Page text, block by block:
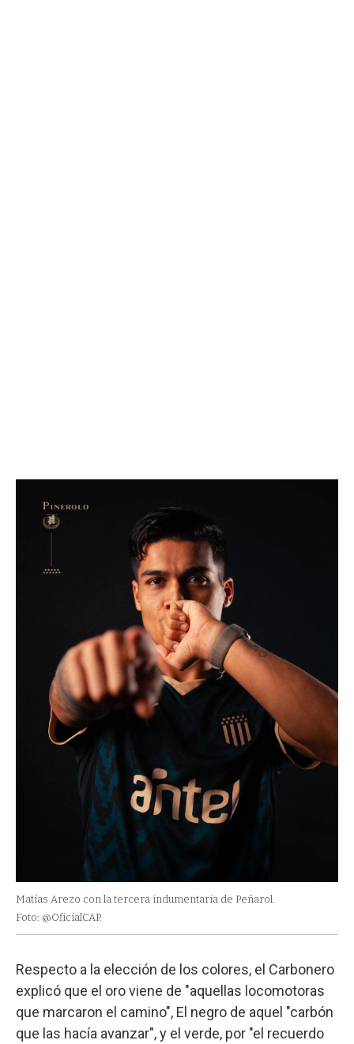
Matías Arezo con la tercera indumentaria de Peñarol.
Foto: @OficialCAP.
Respecto a la elección de los colores, el Carbonero
explicó que el oro viene de "aquellas locomotoras
que marcaron el camino", El negro de aquel "carbón
que las hacía avanzar", y el verde, por "el recuerdo